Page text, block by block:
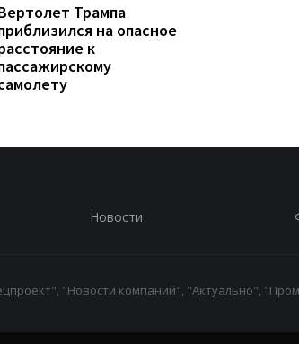
Трампа
на опасное
к
Новости
"Новости компаний", "Актуально",